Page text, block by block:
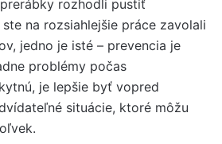
rozhodli pustiť
na rozsiahlejšie práce zavolali
jedno je isté – prevencia je
problémy počas
je lepšie byť vopred
situácie, ktoré môžu